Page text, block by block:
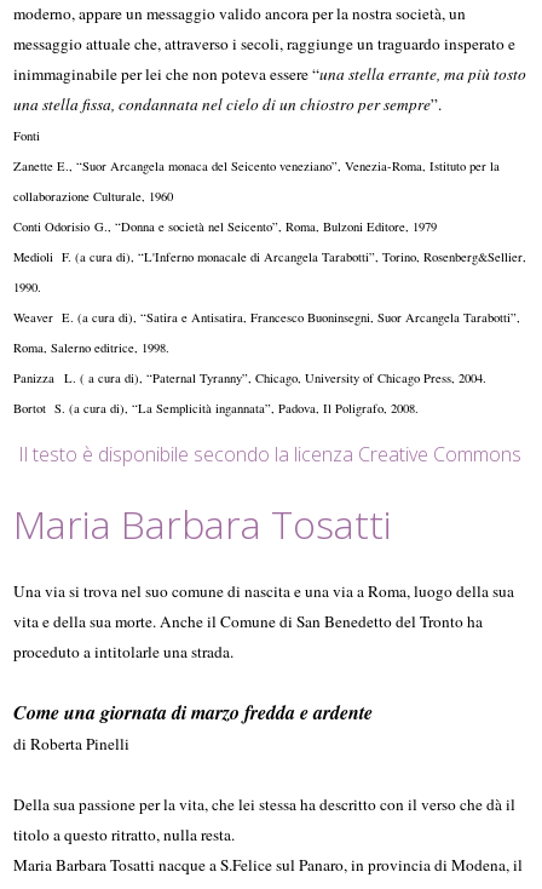
moderno, appare un messaggio valido ancora per la nostra società, un
messaggio attuale che, attraverso i secoli, raggiunge un traguardo insperato e
inimmaginabile per lei che non poteva essere “una stella errante, ma più tosto
una stella fissa, condannata nel cielo di un chiostro per sempre”.
Fonti
Zanette E., “Suor Arcangela monaca del Seicento veneziano”, Venezia-Roma, Istituto per la
collaborazione Culturale, 1960
Conti Odorisio G., “Donna e società nel Seicento”, Roma, Bulzoni Editore, 1979
Medioli F. (a cura di), “L'Inferno monacale di Arcangela Tarabotti”, Torino, Rosenberg&Sellier,
1990.
Weaver E. (a cura di), “Satira e Antisatira, Francesco Buoninsegni, Suor Arcangela Tarabotti”,
Roma, Salerno editrice, 1998.
Panizza L. ( a cura di), “Paternal Tyranny”, Chicago, University of Chicago Press, 2004.
Bortot S. (a cura di), “La Semplicità ingannata”, Padova, Il Poligrafo, 2008.
Il testo è disponibile secondo la licenza Creative Commons
Maria Barbara Tosatti
Una via si trova nel suo comune di nascita e una via a Roma, luogo della sua
vita e della sua morte. Anche il Comune di San Benedetto del Tronto ha
proceduto a intitolarle una strada.
Come una giornata di marzo fredda e ardente
di Roberta Pinelli
Della sua passione per la vita, che lei stessa ha descritto con il verso che dà il
titolo a questo ritratto, nulla resta.
Maria Barbara Tosatti nacque a S.Felice sul Panaro, in provincia di Modena, il